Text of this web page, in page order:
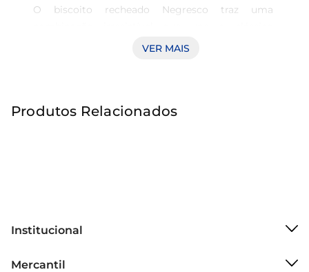
O biscoito recheado Negresco traz uma
chocolate a um surpreendente recheio de limão
biscoito. Seja para um lanche rápido ou como
recheio cremoso e refrescante por dentro, esse
fusão do chocolate e do limão siciliano resulta
VER MAIS
Produtos Relacionados
Institucional
Mercantil